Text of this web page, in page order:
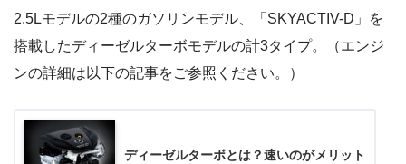
2.5Lモデルの2種のガソリンモデル、「SKYACTIV-D」を
搭載したディーゼルターボモデルの計3タイプ。（エンジ
ンの詳細は以下の記事をご参照ください。）
ディーゼルターボとは？速いのがメリット